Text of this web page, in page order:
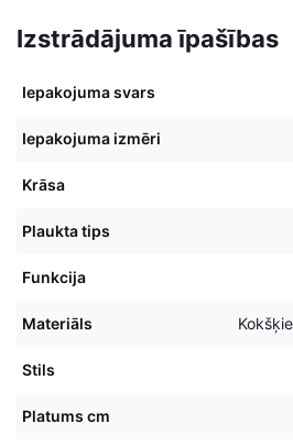
Izstrādājuma īpašības
Iepakojuma svars
Iepakojuma izmēri
Krāsa
Plaukta tips
Funkcija
Materiāls
Stils
Platums cm